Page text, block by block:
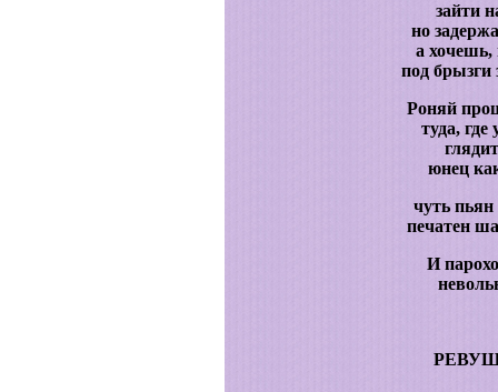
зайти
но
а
под брызги
Роняй
туда,
юнец
чуть пьян
печатен
И